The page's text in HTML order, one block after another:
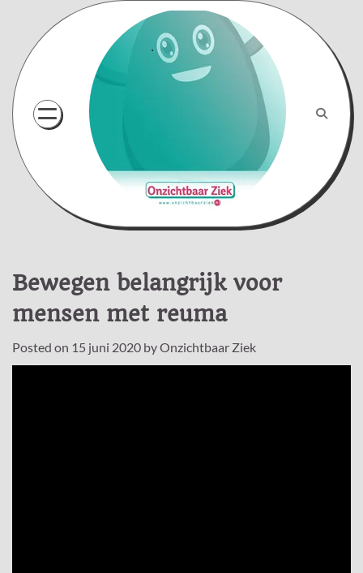
content
Bewegen belangrijk voor
mensen met reuma
Posted on 15 juni 2020 byOnzichtbaar Ziek